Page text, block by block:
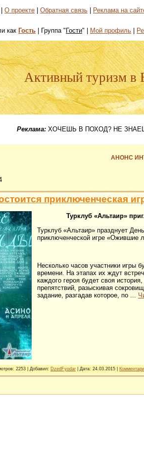
О проекте Обратная связь Реклама на
как Гость | Группа " Гости" | Мой профиль
Активный туризм в
Реклама: ХОЧЕШЬ В ПОХОД? НЕ
АНОНС
приключенческая
Турклуб «Альтаир»
Турклуб «Альтаир» празднует
приключенческой игре «Ожившие
Несколько часов участники
времени. На этапах их ждут
каждого героя будет своя
препятствий, разыскивая
задание, разгадав которое, по ...
2253 | Добавил: DzedFyodar | Дата: 24.03.2015